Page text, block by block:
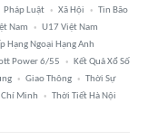
Pháp Luật Xã Hội
Tin Bão
Nam
U17 Việt Nam
Hạng Ngoại Hạng Anh
Power 6/55
Kết Quả Xổ Số
Giao Thông
Thời Sự
Minh
Thời Tiết Hà Nội